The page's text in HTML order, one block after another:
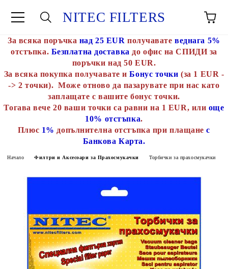
NITEC FILTERS
За всяка поръчка над 25 EUR получавате веднага 5%
отстъпка. Безплатна доставка до офис на СПИДИ за
поръчки над 50 EUR.
За всяка покупка получавате иБонус точки (за 1 EUR -
-> 2 точки). Може отново да пазарувате при нас като
заплащате с вашите бонус точки.
Тогава вече 20 ваши точки са равни на 1 EUR, или още
10% отстъпка.
Плюс 1% допълнителна отстъпка при плащанес
Банкова Карта.
Начало Филтри и Аксесоари за Прахосмукачки Торбички за прахосмукачки